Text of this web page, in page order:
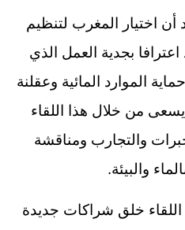
اختيار المغرب لتنظيم
بجدية العمل الذي
الموارد المائية وعقلنة
يسعى من خلال هذا اللقاء
والتجارب ومناقشة
والبيئة.
خلق شراكات جديدة